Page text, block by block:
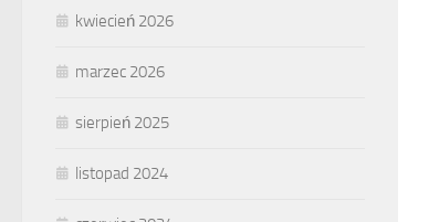
kwiecień 2026
marzec 2026
sierpień 2025
listopad 2024